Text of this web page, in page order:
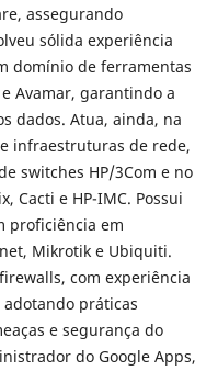
assegurando
sólida experiência
domínio de ferramentas
Avamar, garantindo a
dados. Atua, ainda, na
infraestruturas de rede,
switches HP/3Com e no
Cacti e HP-IMC. Possui
proficiência em
Mikrotik e Ubiquiti.
com experiência
práticas
e segurança do
do Google Apps,